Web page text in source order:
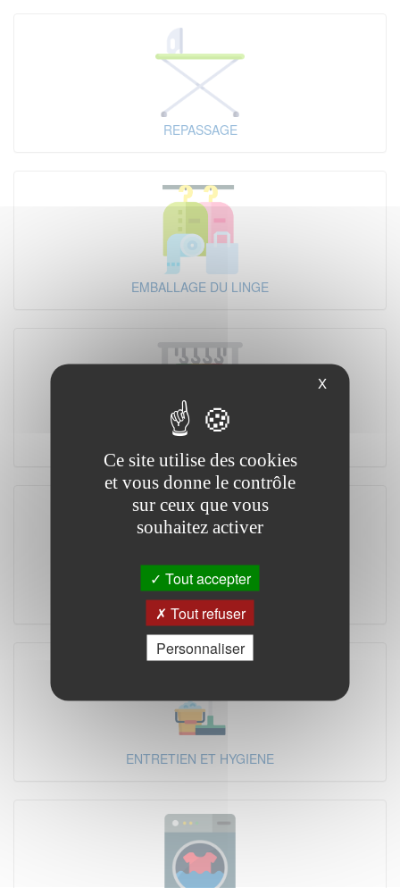
REPASSAGE
EMBALLAGE DU LINGE
FOURNITURES & REVENTE
ENTRETIEN ET HYGIENE
X
Ce site utilise des cookies
et vous donne le contrôle
sur ceux que vous
souhaitez activer
Tout accepter
Tout refuser
Personnaliser